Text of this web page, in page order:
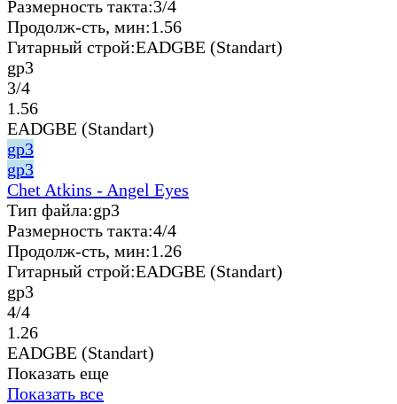
Размерность такта:3/4
Продолж-сть, мин:1.56
Гитарный строй:EADGBE (Standart)
gp3
3/4
1.56
EADGBE (Standart)
gp3
gp3
Chet Atkins - Angel Eyes
Тип файла:gp3
Размерность такта:4/4
Продолж-сть, мин:1.26
Гитарный строй:EADGBE (Standart)
gp3
4/4
1.26
EADGBE (Standart)
Показать еще
Показать все